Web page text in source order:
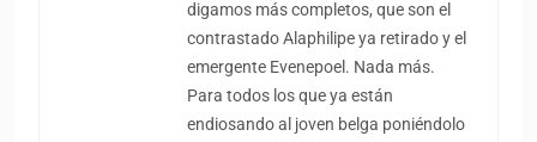
digamos más completos, que son el
contrastado Alaphilipe ya retirado y el
emergente Evenepoel. Nada más.
Para todos los que ya están
endiosando al joven belga poniéndolo